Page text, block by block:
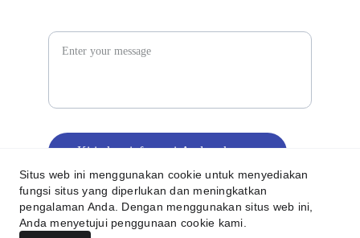
Kirimkan informasi Anda sekarang
© 2024. All rights reserved.
Situs web ini menggunakan cookie untuk menyediakan
fungsi situs yang diperlukan dan meningkatkan
pengalaman Anda. Dengan menggunakan situs web ini,
Anda menyetujui penggunaan cookie kami.